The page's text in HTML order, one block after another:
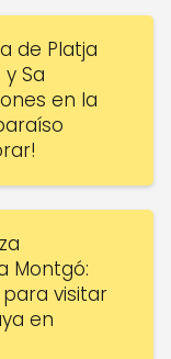
de Platja
Sa
en la
Montgó:
visitar
en